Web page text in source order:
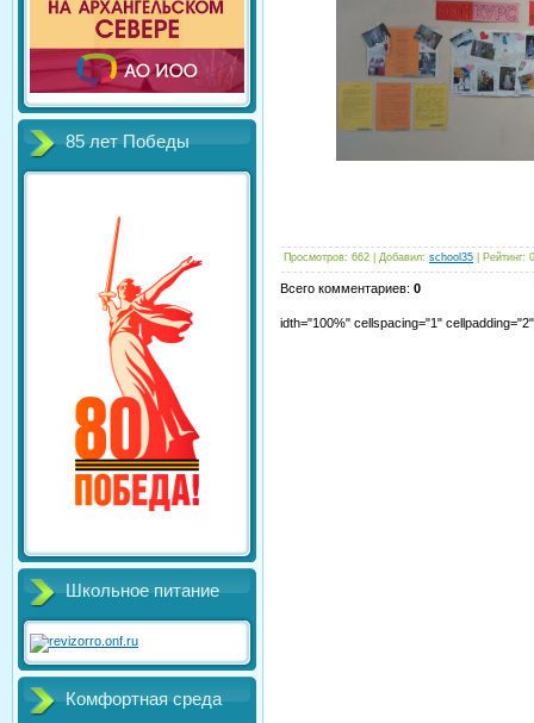
85 лет Победы
Школьное питание
Комфортная среда
Просмотров: 662 Добавил: school35 Рейтинг:
Всего комментариев: 0
idth="100%" cellspacing="1"